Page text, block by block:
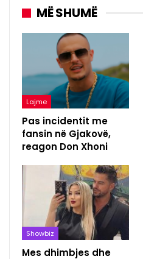
MË SHUMË
Lajme
Pas incidentit me
fansin në Gjakovë,
reagon Don Xhoni
Showbiz
Mes dhimbjes dhe